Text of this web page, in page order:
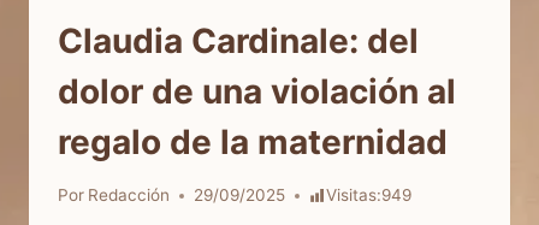
Claudia Cardinale: del
dolor de una violación al
regalo de la maternidad
Por Redacción 29/09/2025 Visitas:949